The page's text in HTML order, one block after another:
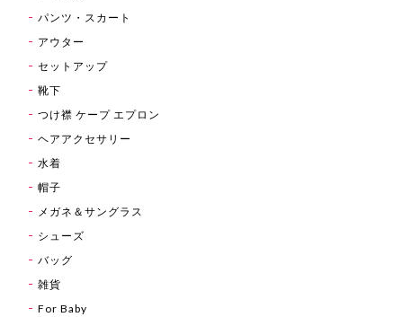
パンツ・スカート
アウター
セットアップ
靴下
つけ襟 ケープ エプロン
ヘアアクセサリー
水着
帽子
メガネ＆サングラス
シューズ
バッグ
雑貨
For Baby